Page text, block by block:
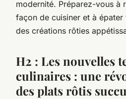
modernité. Préparez-vous à
façon de cuisiner et à
des créations rôties
H2 : Les nouvelles
culinaires : une
des plats rôtis